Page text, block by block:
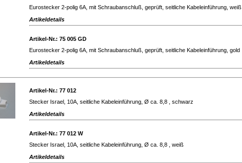
Eurostecker 2-polig 6A, mit Schraubanschluß, geprüft, seitliche Kabeleinführung, weiß
Artikeldetails
Artikel-Nr.: 75 005 GD
Eurostecker 2-polig 6A, mit Schraubanschluß, geprüft, seitliche Kabeleinführung, gold
Artikeldetails
Artikel-Nr.: 77 012
Stecker Israel, 10A, seitliche Kabeleinführung, Ø ca. 8,8 , schwarz
Artikeldetails
Artikel-Nr.: 77 012 W
Stecker Israel, 10A, seitliche Kabeleinführung, Ø ca. 8,8 , weiß
Artikeldetails